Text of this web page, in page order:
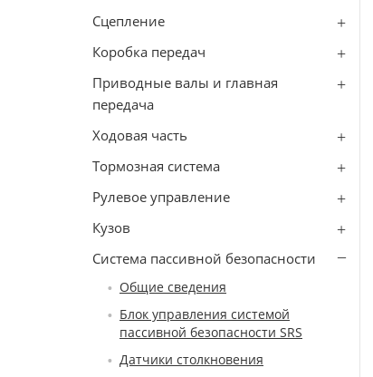
Сцепление
Коробка передач
Приводные валы и главная
передача
Ходовая часть
Тормозная система
Рулевое управление
Кузов
Система пассивной безопасности
Общие сведения
Блок управления системой
пассивной безопасности SRS
Датчики столкновения